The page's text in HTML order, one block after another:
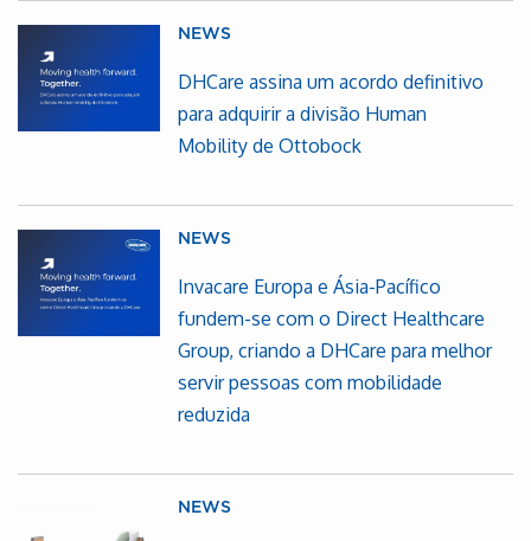
NEWS
DHCare assina um acordo definitivo
para adquirir a divisão Human
Mobility de Ottobock
NEWS
Invacare Europa e Ásia-Pacífico
fundem-se com o Direct Healthcare
Group, criando a DHCare para melhor
servir pessoas com mobilidade
reduzida
NEWS